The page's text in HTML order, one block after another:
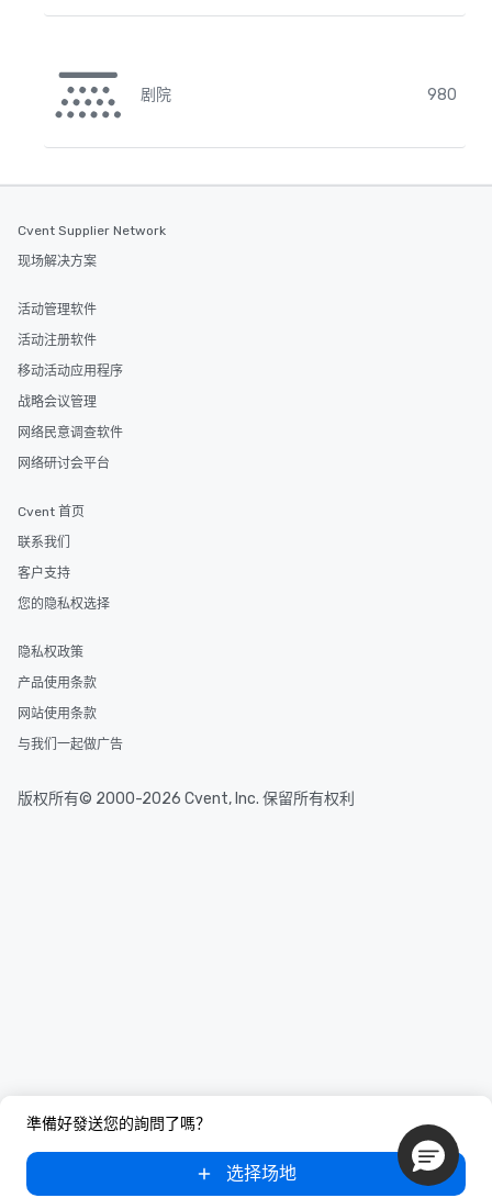
剧院 980
準備好發送您的詢問了嗎？
选择场地
Cvent Supplier Network
现场解决方案
活动管理软件
活动注册软件
移动活动应用程序
战略会议管理
网络民意调查软件
网络研讨会平台
Cvent 首页
联系我们
客户支持
您的隐私权选择
隐私权政策
产品使用条款
网站使用条款
与我们一起做广告
版权所有© 2000-2026 Cvent, Inc. 保留所有权利